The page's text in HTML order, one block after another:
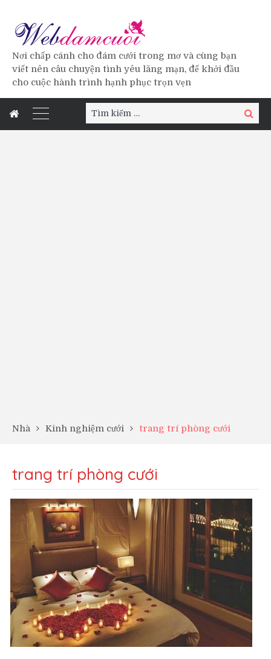
Nơi chấp cánh cho đám cưới trong mơ và cùng bạn
viết nên câu chuyện tình yêu lãng mạn, để khởi đầu
cho cuộc hành trình hạnh phục trọn vẹn
Tìm
kiếm:
Tìm
kiếm
Nhà Kinh nghiệm cưới trang trí phòng cưới
trang trí phòng cưới